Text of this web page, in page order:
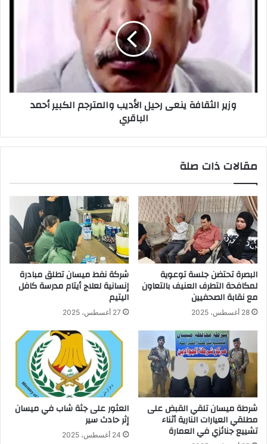
أحمد
الباقري
وزير الثقافة ينعى رحيل الأديب والمترجم الكبير أحمد
الباقري
مقالات ذات صلة
البصرة تحتضن جلسة توعوية
لمكافحة التطرف العنيف بالتعاون
مع نقابة الصحفيين
28 أغسطس، 2025
شركة نفط ميسان تطلق مبادرة
إنسانية لعلاج أيتام مدرسة كافل
اليتيم
27 أغسطس، 2025
شرطة ميسان تلقي القبض على
مطلقي العيارات النارية أثناء
تشييع جنائزي في العمارة
العثور على جثة شاب في ميسان
إثر حادث سير
24 أغسطس، 2025